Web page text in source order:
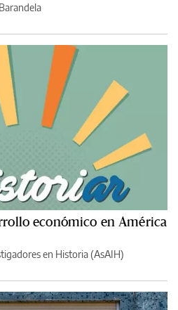
económico en América
en Historia (AsAIH)